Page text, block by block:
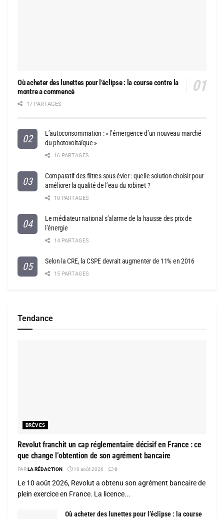
Où acheter des lunettes pour l’éclipse : la course contre la
montre a commencé
17 PARTAGES
L’autoconsommation : « l’émergence d’un nouveau marché
du photovoltaïque »
16 PARTAGES
Comparatif des filtres sous évier : quelle solution choisir pour
améliorer la qualité de l’eau du robinet ?
10 PARTAGES
Le médiateur national s’alarme de la hausse des prix de
l’énergie
14 PARTAGES
Selon la CRE, la CSPE devrait augmenter de 11% en 2016
15 PARTAGES
Tendance
BRÈVES
Revolut franchit un cap réglementaire décisif en France : ce
que change l’obtention de son agrément bancaire
PAR LA RÉDACTION 10 août 2026 0
Le 10 août 2026, Revolut a obtenu son agrément bancaire de
plein exercice en France. La licence...
Où acheter des lunettes pour l’éclipse : la course